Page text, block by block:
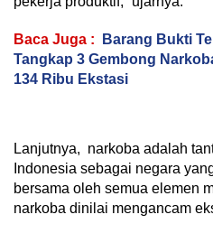
Baca Juga :
Barang Bukti
Tangkap 3 Gembong
134 Ribu Ekstasi
Lanjutnya, narkoba adalah
Indonesia sebagai negara
bersama oleh semua elemen
narkoba dinilai mengancam